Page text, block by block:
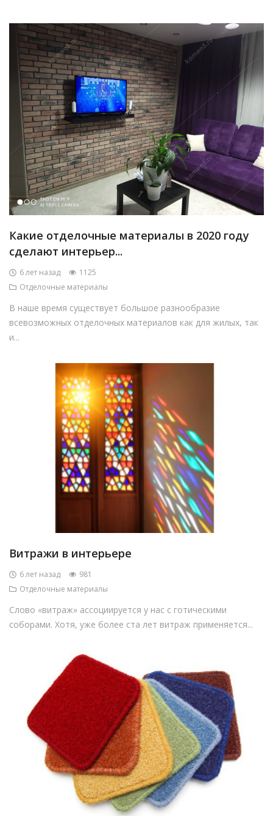
Какие отделочные материалы в 2020 году
сделают интерьер...
6 лет назад
1125
Отделочные материалы
В наше время существует большое разнообразие
всевозможных отделочных материалов как для жилых, так
и...
Витражи в интерьере
6 лет назад
981
Отделочные материалы
Слово «витраж» ассоциируется у нас с готическими
соборами. Хотя, уже более ста лет витраж применяется...